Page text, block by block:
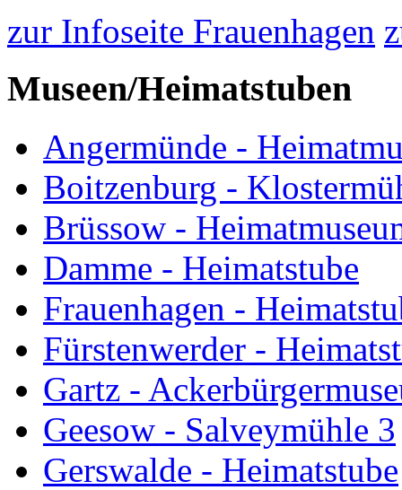
zur Infoseite Frauenhagen
Museen/Heimatstuben
Angermünde -
Boitzenburg -
Brüssow -
Damme - Heimatstube
Frauenhagen -
Fürstenwerder -
Gartz -
Geesow - Salveymühle 3
Gerswalde - Heimatstube